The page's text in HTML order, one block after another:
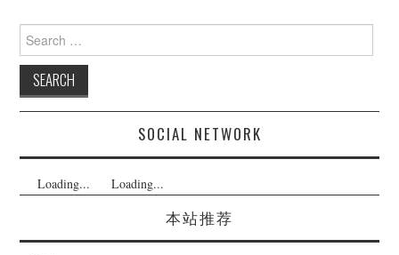
Search
for:
SOCIAL NETWORK
Loading... Loading...
本站推荐